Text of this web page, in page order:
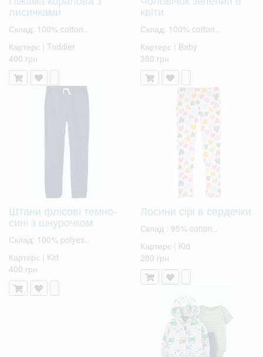
лисичками
Склад: 100% cotton..
Картерс | Toddler
400 грн
квіти
Склад: 100% cotton..
Картерс | Baby
380 грн
Штани флісові темно-
сині з шнурочком
Склад: 100% polyes..
Картерс | Kid
400 грн
Лосини сірі в сердечки
Склад : 95% cotton..
Картерс | Kid
280 грн